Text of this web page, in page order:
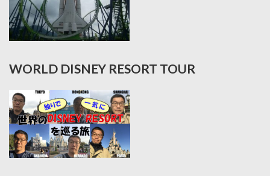
WORLD DISNEY RESORT TOUR